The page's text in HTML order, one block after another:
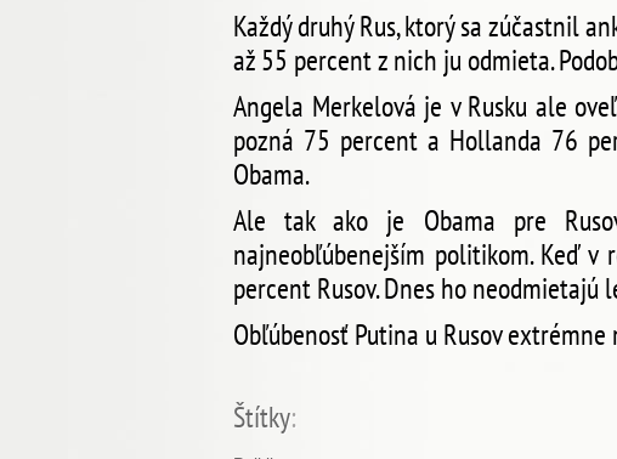
Každý druhý Rus, ktorý sa zúčastnil
až 55 percent z nich ju odmieta.
Angela Merkelová je v Rusku ale
pozná 75 percent a Hollanda 76
Obama.
Ale tak ako je Obama pre
najneobľúbenejším politikom. Keď
percent Rusov. Dnes ho neodmietajú
Obľúbenosť Putina u Rusov
Štítky: